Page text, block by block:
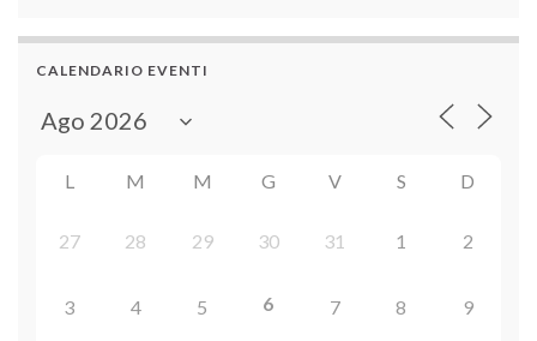
CALENDARIO EVENTI
L M M G V S D
27 28 29 30 31 1 2
3 4 5 6 7 8 9